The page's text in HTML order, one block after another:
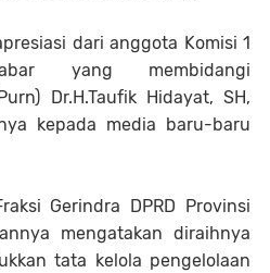
dari anggota Komisi 1
yang membidangi
Dr.H.Taufik Hidayat, SH,
kepada media baru-baru
Gerindra DPRD Provinsi
mengatakan diraihnya
tata kelola pengelolaan